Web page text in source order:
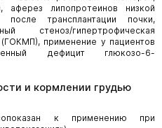
аферез липопротеинов низкой
трансплантации почки,
стеноз/гипертрофическая
применение у пациентов
дефицит глюкозо-6-
и кормлении грудью
к применению при